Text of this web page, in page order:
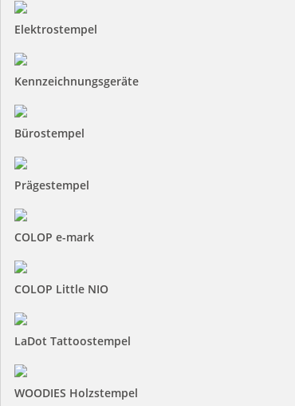
Elektrostempel
Kennzeichnungsgeräte
Bürostempel
Prägestempel
COLOP e-mark
COLOP Little NIO
LaDot Tattoostempel
WOODIES Holzstempel